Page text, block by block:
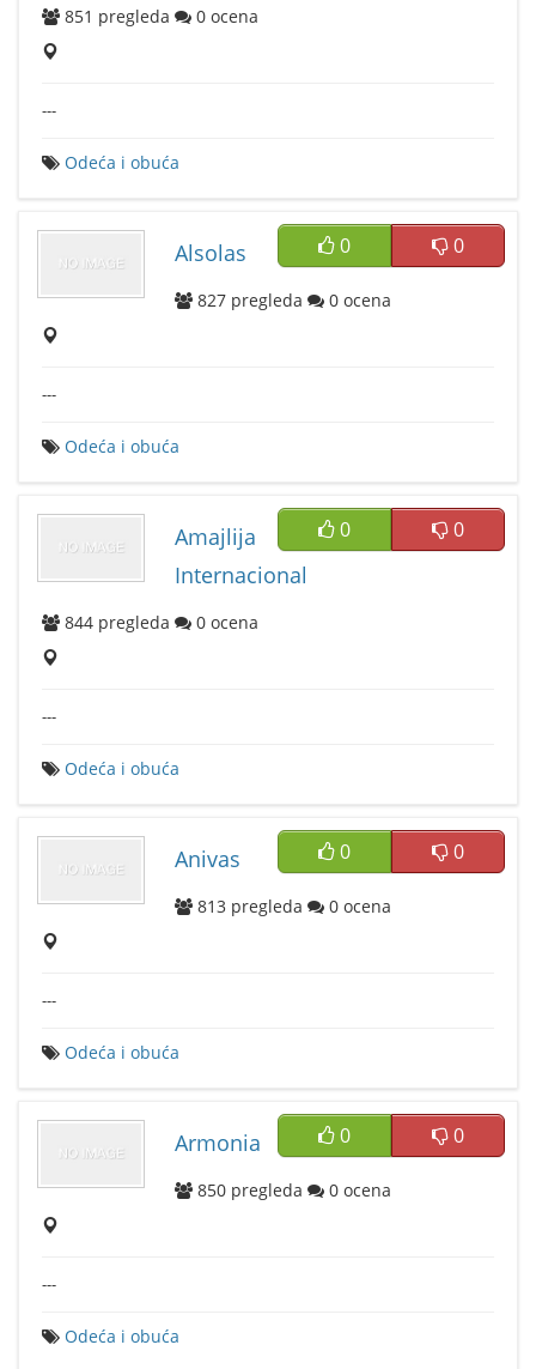
851 pregleda 0 ocena
---
Odeća i obuća
0 0
Alsolas
827 pregleda 0 ocena
---
Odeća i obuća
0 0
Amajlija
Internacional
844 pregleda 0 ocena
---
Odeća i obuća
0 0
Anivas
813 pregleda 0 ocena
---
Odeća i obuća
0 0
Armonia
850 pregleda 0 ocena
---
Odeća i obuća